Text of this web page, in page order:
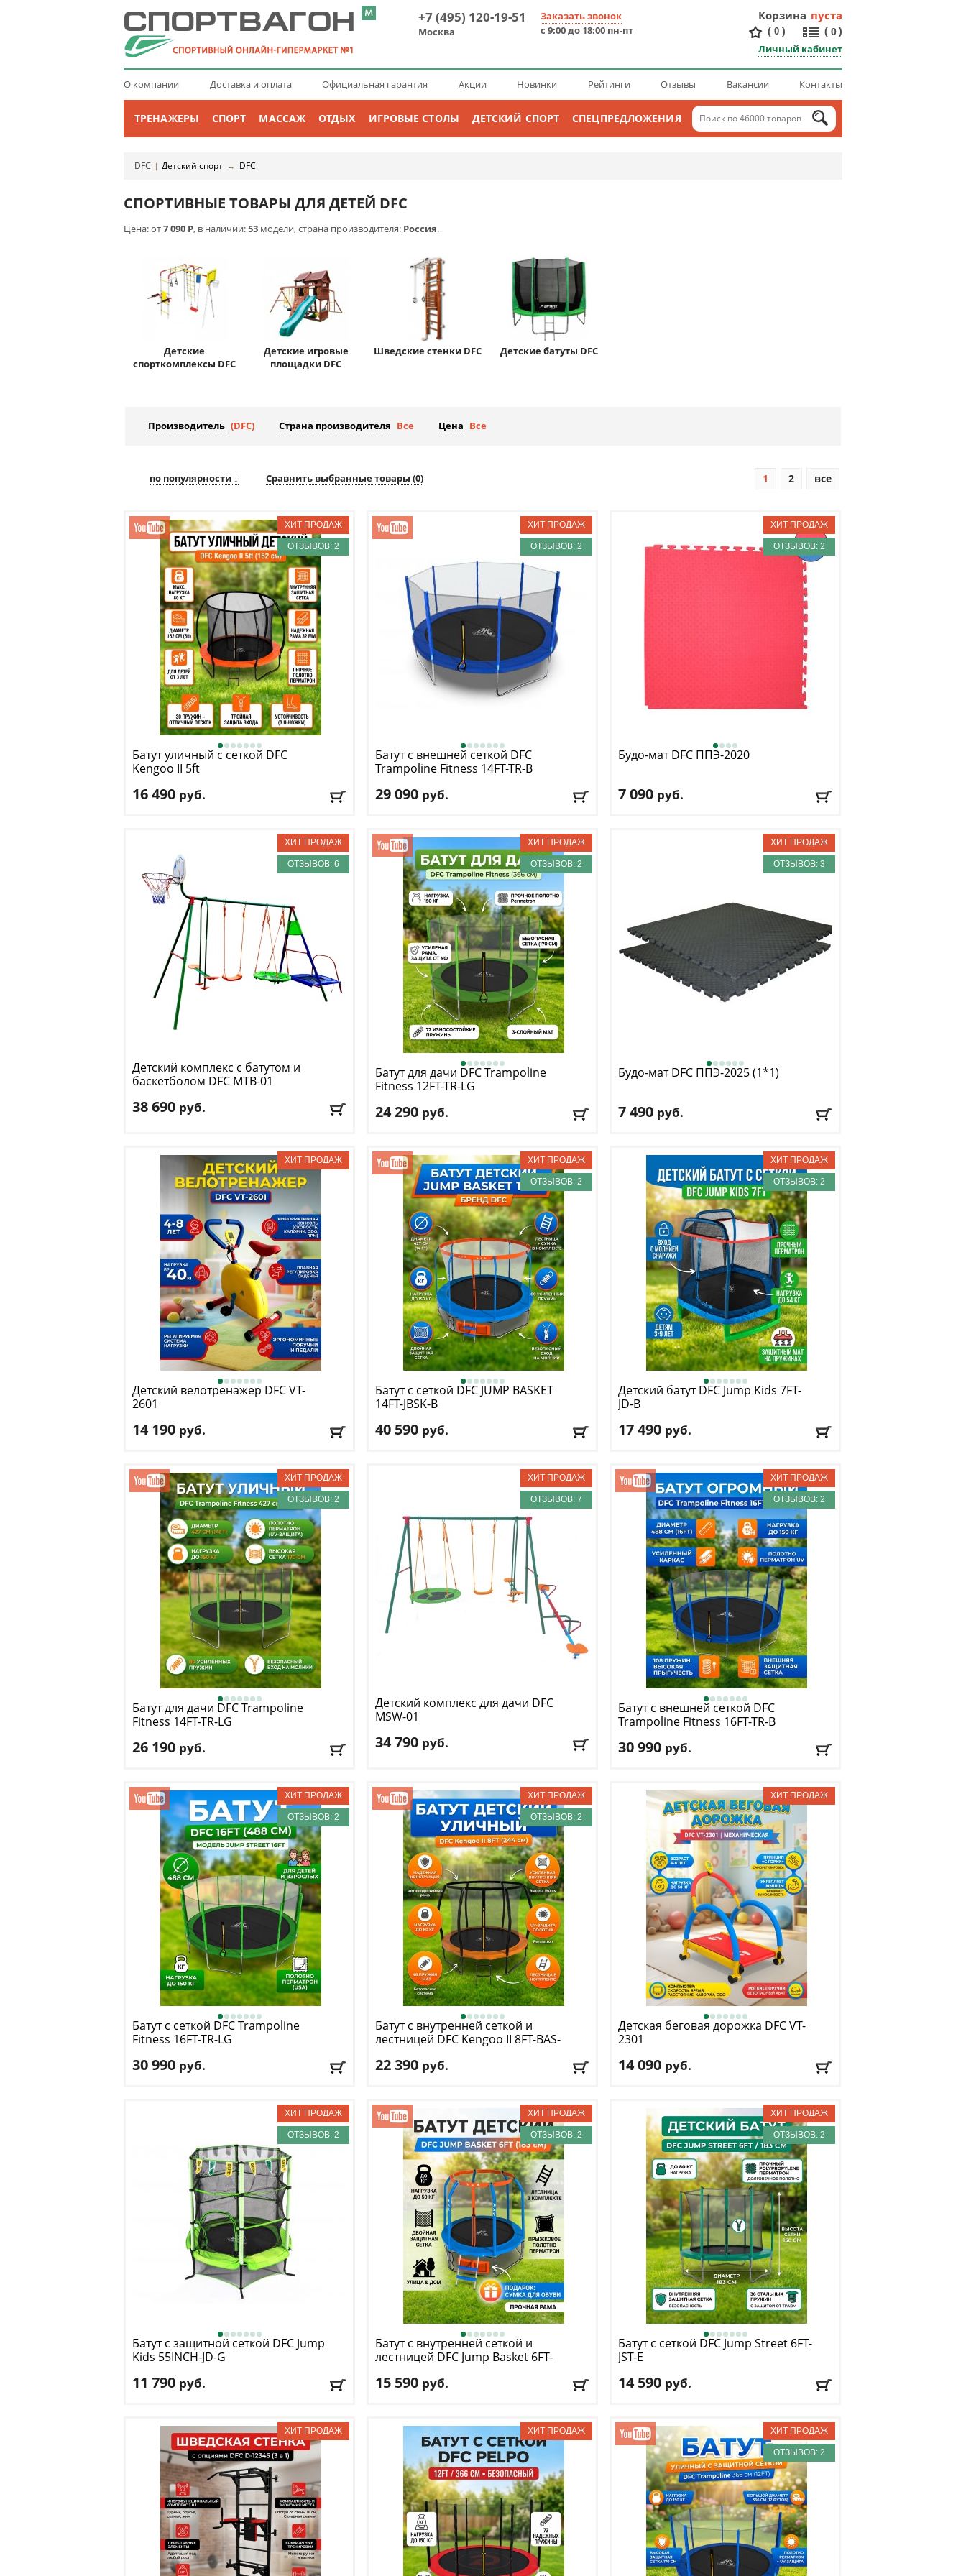
+7 (495) 120-19-51
Москва
Заказать звонок
с 9:00 до 18:00 пн-пт
Корзина пуста
( 0 ) ( 0 )
Личный кабинет
О компании Доставка и оплата Официальная гарантия Акции Новинки Рейтинги Отзывы Вакансии Контакты
ТРЕНАЖЕРЫ СПОРТ МАССАЖ ОТДЫХ ИГРОВЫЕ СТОЛЫ ДЕТСКИЙ СПОРТ СПЕЦПРЕДЛОЖЕНИЯ
DFC | Детский спорт → DFC
СПОРТИВНЫЕ ТОВАРЫ ДЛЯ ДЕТЕЙ DFC
Цена: от7 090Р, в наличии:53 модели, страна производителя: Россия.
Детские
спорткомплексы DFC
Детские игровые
площадки DFC
Шведские стенки DFC Детские батуты DFC
Производитель (DFC) Страна производителя Все Цена Все
по популярности ↓ Сравнить выбранные товары (0) 1 2 все
ОТЗЫВОВ: 2
Батут уличный с сеткой DFC
Kengoo II 5ft
16 490 руб.
Максимальный вес пользователя: 80 кг
Размер, футы
Доставка:БЕСПЛАТНО
ОТЗЫВОВ: 2
Батут с внешней сеткой DFC
Trampoline Fitness 14FT-TR-B
29 090 руб.
Макс. нагрузка: 150 кг
Максимальный вес пользователя: 150 кг
Размер, футы: 14
Доставка:БЕСПЛАТНО , 1-2 дня
ОТЗЫВОВ: 2
Будо-мат DFC ППЭ-2020
7 090 руб.
ОТЗЫВОВ: 6
Детский комплекс с батутом и
баскетболом DFC MTB-01
38 690 руб.
Макс. нагрузка: 145 кг
Возраст, от: 3
Возраст, до: 10
Доставка:БЕСПЛАТНО, 1-2 дня
ОТЗЫВОВ: 2
Батут для дачи DFCTrampoline
Fitness 12FT-TR-LG
24 290 руб.
Макс. нагрузка: 150 кг
Максимальный вес пользователя: 150 кг
Размер, футы: 12
Доставка:БЕСПЛАТНО, 1-2 дня
ОТЗЫВОВ: 3
Будо-мат DFC ППЭ-2025 (1*1)
7 490 руб.
Количество секций: 1
: 100
Ширина: 100
Доставка:БЕСПЛАТНО, 1-2 дня
Детский велотренажер DFCVT-
2601
14 190 руб.
Макс. вес: 40 кг
Посадка: вертикальная
: желтый
Система нагружения: механическая
Доставка:БЕСПЛАТНО, 1-2 дня
ОТЗЫВОВ: 2
Батут с сеткой DFC JUMP BASKET
14FT-JBSK-B
40 590 руб.
Максимальный вес пользователя: 150 кг
Доставка:БЕСПЛАТНО, 1-2 дня
ОТЗЫВОВ: 2
Детский батут DFC Jump Kids 7FT-
JD-B
17 490 руб.
Максимальный вес пользователя: 54 кг
Размер, футы: 7
Доставка:БЕСПЛАТНО, 1-2 дня
ОТЗЫВОВ: 2
Батут для дачи DFCTrampoline
Fitness 14FT-TR-LG
26 190 руб.
Макс. нагрузка: 150 кг
Максимальный вес пользователя: 150 кг
Размер, футы: 14
Доставка: БЕСПЛАТНО, 1-2 дня
ОТЗЫВОВ: 7
Детский комплекс для дачи DFC
MSW-01
34 790 руб.
Макс. нагрузка
Возраст, от: 3
Возраст, до: 10
: нет
Доставка:БЕСПЛАТНО, 1-2 дня
ОТЗЫВОВ: 2
Батут с внешней сеткой DFC
Trampoline Fitness 16FT-TR-B
30 990 руб.
Макс. нагрузка: 150 кг
Максимальный вес пользователя: 150 кг
Размер, футы: 16
БЕСПЛАТНО, 1-2 дня
ОТЗЫВОВ: 2
Батут с сеткой DFCTrampoline
Fitness 16FT-TR-LG
30 990 руб.
Максимальный вес пользователя: 150 кг
БЕСПЛАТНО, 1-2 дня
ОТЗЫВОВ: 2
Батут с внутренней сеткой и
лестницей DFC Kengoo II 8FT-BAS-
22 390 руб.
Макс. нагрузка
Максимальный вес пользователя: 80 кг
Размер, футы: 8
Доставка:БЕСПЛАТНО, 1-2 дня
Детская беговая дорожка DFCVT-
2301
14 090 руб.
Мощность двигателя: 0
Регулировка угла наклона: нет
Доставка:БЕСПЛАТНО, 1-2 дня
ОТЗЫВОВ: 2
Батут с защитной сеткой DFC Jump
Kids 55INCH-JD-G
11 790 руб.
Макс. нагрузка: 45 кг
Максимальный вес пользователя: 45 кг
Размер, футы: 5
Доставка:БЕСПЛАТНО, 1-2 дня
ОТЗЫВОВ: 2
Батут с внутренней сеткой и
лестницей DFC Jump Basket 6FT-
15 590 руб.
Макс. нагрузка: 50 кг
Максимальный вес пользователя: 50 кг
Размер, футы: 6
Доставка:БЕСПЛАТНО, 1-2 дня
ОТЗЫВОВ: 2
Батут с сеткой DFC Jump Street 6FT-
JST-E
14 590 руб.
Макс. нагрузка: 80 кг
Максимальный вес пользователя: 80 кг
Размер, футы: 6
Доставка:БЕСПЛАТНО, 1-2 дня
ОТЗЫВОВ: 2